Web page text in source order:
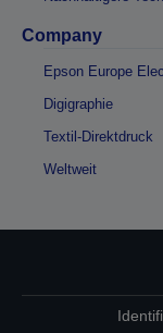
Company
Epson Europe
Digigraphie
Textil-Direktdruck
Weltweit